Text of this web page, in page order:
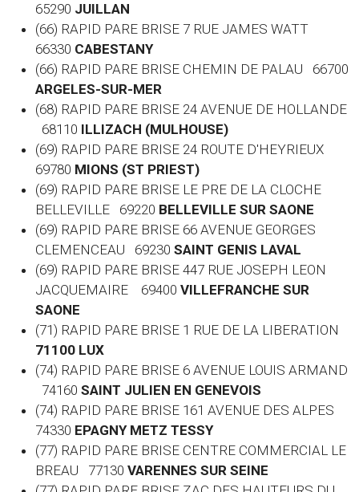
65290 JUILLAN
(66) RAPID PARE BRISE 7 RUE JAMES WATT
66330 CABESTANY
(66) RAPID PARE BRISE CHEMIN DE PALAU 66700
ARGELES-SUR-MER
(68) RAPID PARE BRISE 24 AVENUE DE HOLLANDE
68110 ILLIZACH (MULHOUSE)
(69) RAPID PARE BRISE 24 ROUTE D'HEYRIEUX
69780 MIONS (ST PRIEST)
(69) RAPID PARE BRISE LE PRE DE LA CLOCHE
BELLEVILLE 69220 BELLEVILLE SUR SAONE
(69) RAPID PARE BRISE 66 AVENUE GEORGES
CLEMENCEAU 69230 SAINT GENIS LAVAL
(69) RAPID PARE BRISE 447 RUE JOSEPH LEON
JACQUEMAIRE 69400 VILLEFRANCHE SUR
SAONE
(71) RAPID PARE BRISE 1 RUE DE LA LIBERATION
71100 LUX
(74) RAPID PARE BRISE 6 AVENUE LOUIS ARMAND
74160 SAINT JULIEN EN GENEVOIS
(74) RAPID PARE BRISE 161 AVENUE DES ALPES
74330 EPAGNY METZ TESSY
(77) RAPID PARE BRISE CENTRE COMMERCIAL LE
BREAU 77130 VARENNES SUR SEINE